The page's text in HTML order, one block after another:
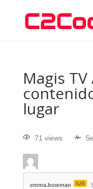
Magis TV
lugar
71 views
emma.bowman 526